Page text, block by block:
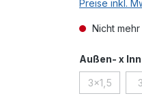
Preise inkl.
Nicht
Außen- x
3x1,5(Diese